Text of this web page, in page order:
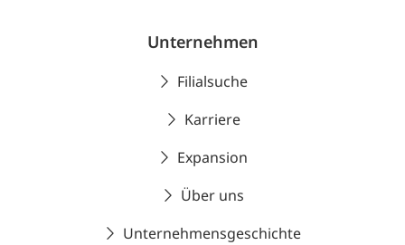
Unternehmen
Filialsuche
Karriere
Expansion
Über uns
Unternehmensgeschichte